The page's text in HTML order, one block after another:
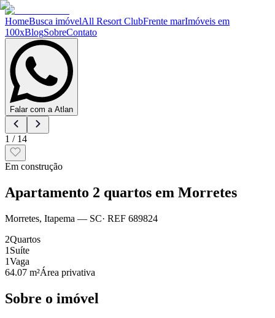
HomeBusca imóvelAll Resort ClubFrente marImóveis em
100xBlogSobreContato
Falar com a Atlan
1 / 14
Em construção
Apartamento 2 quartos em Morretes
Morretes, Itapema — SC· REF 689824
2Quartos
1 Suíte
1Vaga
64.07 m²Área privativa
Sobre o imóvel